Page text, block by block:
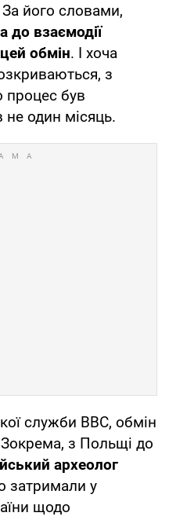
За його словами,
до взаємодії
обмін. І хоча
з
процес був
не один місяць.
служби BBC, обмін
з Польщі до
археолог
затримали у
щодо